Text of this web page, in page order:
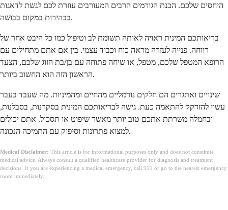
היחסים שלכם. הבנת הגורמים הרבים המעורבים עוזרת לכם לגשת לדאגות
בבהירות במקום בבושה.
בריאותכם המינית ראויה לאותה תשומת לב וטיפול כמו כל היבט אחר של
רווחה. פנייה לעזרה מראה כוח וכבוד עצמי. בין אם אתם מתחילים עם
הרופא המטפל שלכם, מטפל, או שיחה פתוחה עם בן/בת הזוג שלכם, הצעד
הראשון הזה הוא החשוב ביותר.
שינויים ואתגרים הם חלקים נורמליים מהחיים ומהמיניות. מה שעבד בעבר
עשוי להזדקק להתאמה כעת. גישה לבריאותכם המינית בסקרנות, בסבלנות,
ובחמלה משרתת אתכם טוב יותר מאשר שיפוט או תסכול. אתם יכולים
למצוא פתרונות וסיפוק עם התמיכה הנכונה.
Medical Disclaimer: This article is for informational purposes only and does not constitute
medical advice. Always consult a qualified healthcare provider for diagnosis and treatment
decisions. If you are experiencing a medical emergency, call 911 or go to the nearest emergency
room immediately.